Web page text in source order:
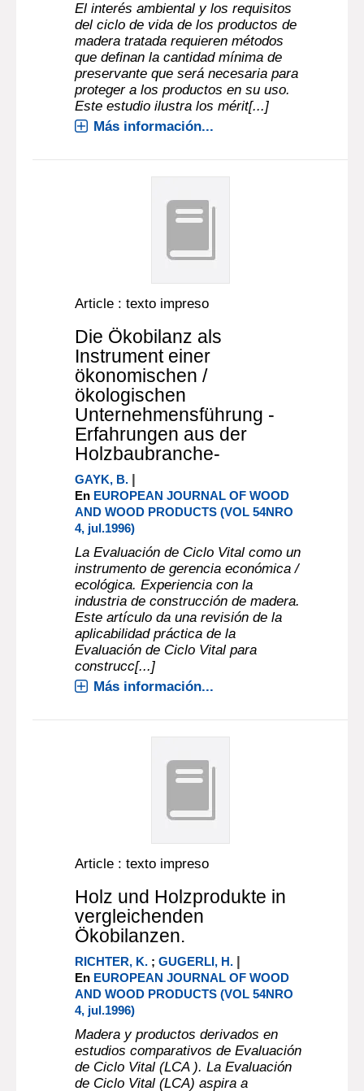
El interés ambiental y los requisitos
del ciclo de vida de los productos de
madera tratada requieren métodos
que definan la cantidad mínima de
preservante que será necesaria para
proteger a los productos en su uso.
Este estudio ilustra los mérit[...]
Más información...
Article : texto impreso
Die Ökobilanz als
Instrument einer
ökonomischen /
ökologischen
Unternehmensführung -
Erfahrungen aus der
Holzbaubranche-
GAYK, B. |
En EUROPEAN JOURNAL OF WOOD
AND WOOD PRODUCTS (VOL 54NRO
4, jul.1996)
La Evaluación de Ciclo Vital como un
instrumento de gerencia económica /
ecológica. Experiencia con la
industria de construcción de madera.
Este artículo da una revisión de la
aplicabilidad práctica de la
Evaluación de Ciclo Vital para
construcc[...]
Más información...
Article : texto impreso
Holz und Holzprodukte in
vergleichenden
Ökobilanzen.
RICHTER, K. ;GUGERLI, H. |
En EUROPEAN JOURNAL OF WOOD
AND WOOD PRODUCTS (VOL 54NRO
4, jul.1996)
Madera y productos derivados en
estudios comparativos de Evaluación
de Ciclo Vital (LCA ). La Evaluación
de Ciclo Vital (LCA) aspira a